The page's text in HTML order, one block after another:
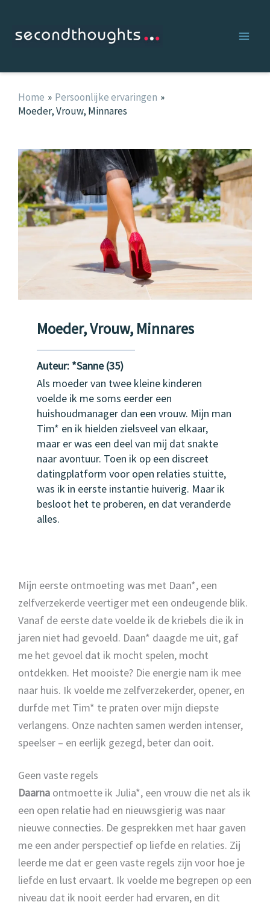
Home
Persoonlijke ervaringen
Moeder, Vrouw, Minnares
Moeder, Vrouw, Minnares
Auteur: *Sanne (35)
Als moeder van twee kleine kinderen
voelde ik me soms eerder een
huishoudmanager dan een vrouw. Mijn man
Tim* en ik hielden zielsveel van elkaar,
maar er was een deel van mij dat snakte
naar avontuur. Toen ik op een discreet
datingplatform voor open relaties stuitte,
was ik in eerste instantie huiverig. Maar ik
besloot het te proberen, en dat veranderde
alles.
Mijn eerste ontmoeting was met Daan*, een
zelfverzekerde veertiger met een ondeugende blik.
Vanaf de eerste date voelde ik de kriebels die ik in
jaren niet had gevoeld. Daan* daagde me uit, gaf
me het gevoel dat ik mocht spelen, mocht
ontdekken. Het mooiste? Die energie nam ik mee
naar huis. Ik voelde me zelfverzekerder, opener, en
durfde met Tim* te praten over mijn diepste
verlangens. Onze nachten samen werden intenser,
speelser – en eerlijk gezegd, beter dan ooit.
Geen vaste regels
Daarna ontmoette ik Julia*, een vrouw die net als ik
een open relatie had en nieuwsgierig was naar
nieuwe connecties. De gesprekken met haar gaven
me een ander perspectief op liefde en relaties. Zij
leerde me dat er geen vaste regels zijn voor hoe je
liefde en lust ervaart. Ik voelde me begrepen op een
niveau dat ik nooit eerder had ervaren, en dit